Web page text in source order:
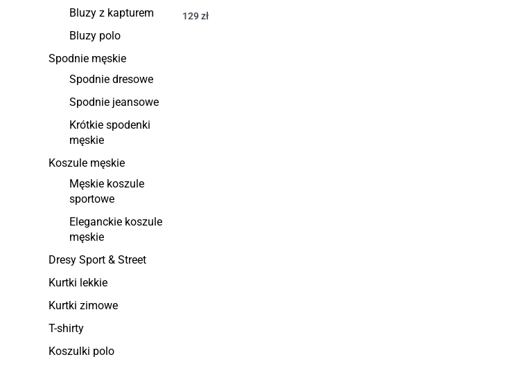
Bluzy z kapturem
Bluzy polo
Spodnie męskie
Spodnie dresowe
Spodnie jeansowe
Krótkie spodenki
męskie
Koszule męskie
Męskie koszule
sportowe
Eleganckie koszule
męskie
Dresy Sport & Street
Kurtki lekkie
Kurtki zimowe
T-shirty
Koszulki polo
129zł